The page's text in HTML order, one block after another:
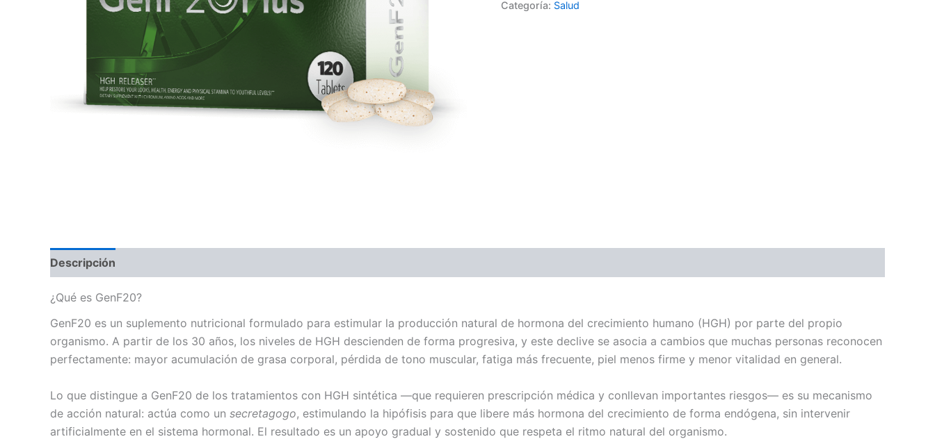
Categoría: Salud
Descripción
¿Qué es GenF20?
GenF20 es un suplemento nutricional formulado para estimular la producción natural de hormona del crecimiento humano (HGH) por parte del propio
organismo. A partir de los 30 años, los niveles de HGH descienden de forma progresiva, y este declive se asocia a cambios que muchas personas reconocen
perfectamente: mayor acumulación de grasa corporal, pérdida de tono muscular, fatiga más frecuente, piel menos firme y menor vitalidad en general.
Lo que distingue a GenF20 de los tratamientos con HGH sintética —que requieren prescripción médica y conllevan importantes riesgos— es su mecanismo
de acción natural: actúa como un secretagogo, estimulando la hipófisis para que libere más hormona del crecimiento de forma endógena, sin intervenir
artificialmente en el sistema hormonal. El resultado es un apoyo gradual y sostenido que respeta el ritmo natural del organismo.